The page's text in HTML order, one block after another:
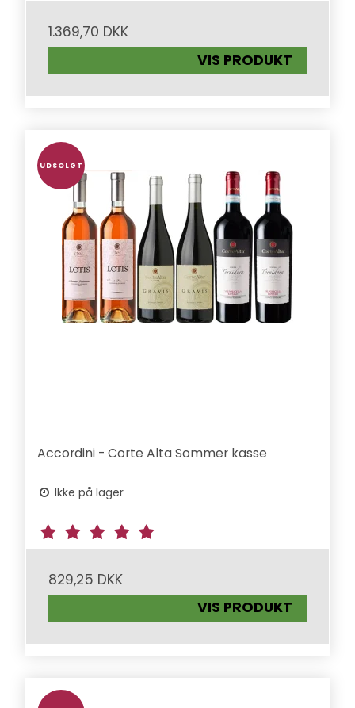
1.369,70 DKK
VIS PRODUKT
UDSOLGT
Accordini - Corte Alta Sommer kasse
Ikke på lager
829,25 DKK
VIS PRODUKT